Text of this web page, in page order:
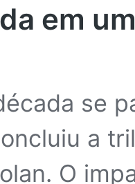
em
se
a
O